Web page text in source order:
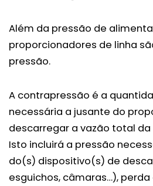
Além da pressão de
proporcionadores de linha
pressão.
A contrapressão é a
necessária a jusante do
descarregar a vazão total
Isto incluirá a pressão
do(s) dispositivo(s) de
esguichos, câmaras…),